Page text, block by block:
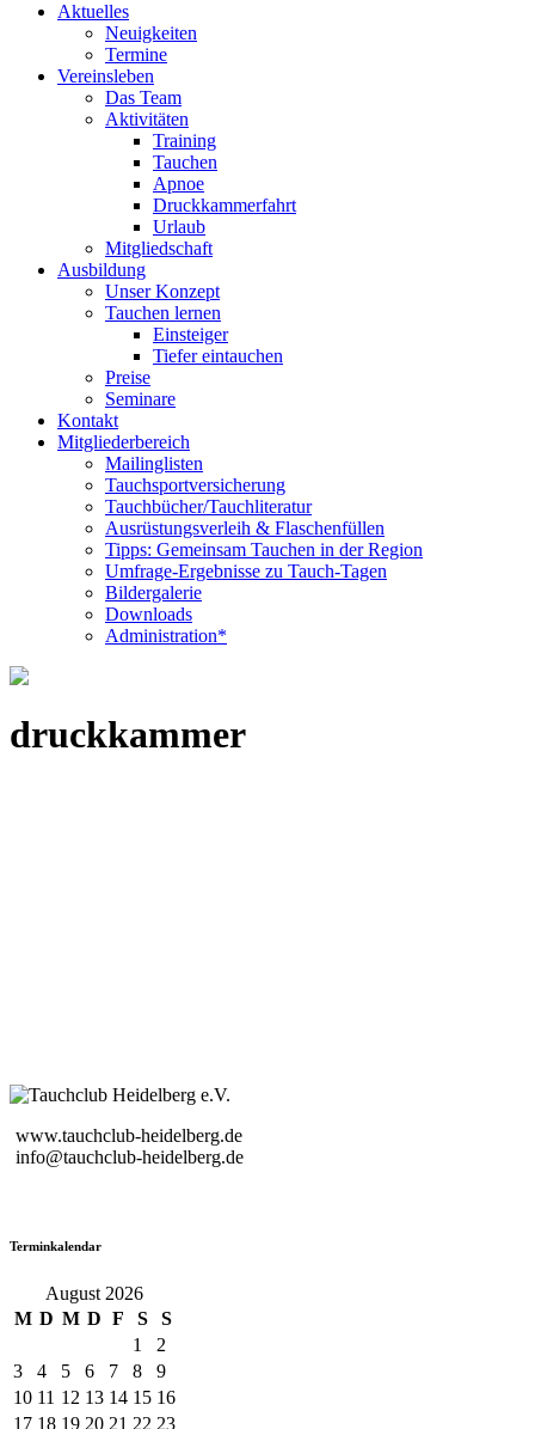
Aktuelles
Neuigkeiten
Termine
Vereinsleben
Das Team
Aktivitäten
Training
Tauchen
Apnoe
Druckkammerfahrt
Urlaub
Mitgliedschaft
Ausbildung
Unser Konzept
Tauchen lernen
Einsteiger
Tiefer eintauchen
Preise
Seminare
Kontakt
Mitgliederbereich
Mailinglisten
Tauchsportversicherung
Tauchbücher/Tauchliteratur
Ausrüstungsverleih & Flaschenfüllen
Tipps: Gemeinsam Tauchen in der Region
Umfrage-Ergebnisse zu Tauch-Tagen
Bildergalerie
Downloads
Administration*
druckkammer
www.tauchclub-heidelberg.de
info@tauchclub-heidelberg.de
Terminkalendar
August 2026
M D M D F S
S
1
2
3
4 5 6 7 8
9
10 11 12 13 14 15 16
17 18 19 20 21 22 23